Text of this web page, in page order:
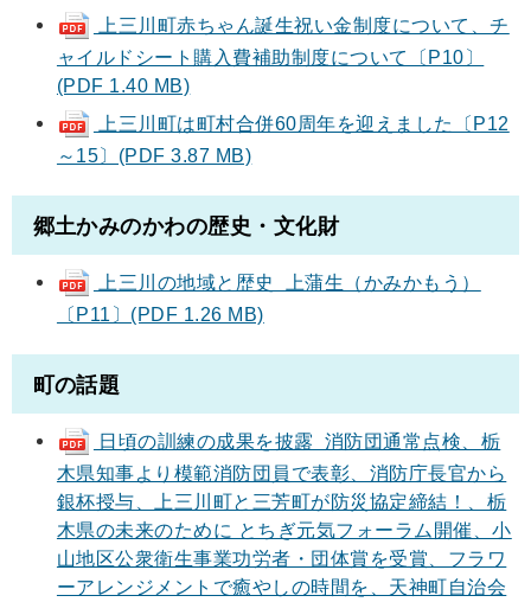
上三川町赤ちゃん誕生祝い金制度について、チ
ャイルドシート購入費補助制度について〔P10〕
(PDF 1.40 MB)
上三川町は町村合併60周年を迎えました〔P12
～15〕(PDF 3.87 MB)
郷土かみのかわの歴史・文化財
上三川の地域と歴史 上蒲生（かみかもう）
〔P11〕(PDF 1.26 MB)
町の話題
日頃の訓練の成果を披露 消防団通常点検、栃
木県知事より模範消防団員で表彰、消防庁長官から
銀杯授与、上三川町と三芳町が防災協定締結！、栃
木県の未来のために とちぎ元気フォーラム開催、小
山地区公衆衛生事業功労者・団体賞を受賞、フラワ
ーアレンジメントで癒やしの時間を、天神町自治会